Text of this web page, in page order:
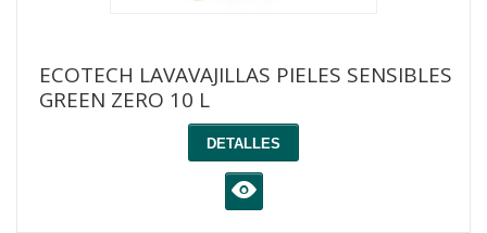
ECOTECH LAVAVAJILLAS PIELES SENSIBLES
GREEN ZERO 10 L
DETALLES
K